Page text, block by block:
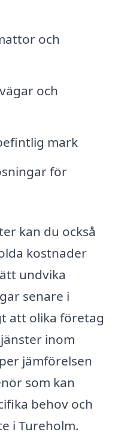
och
och
mark
för
kan du också
kostnader
undvika
senare i
att olika företag
inom
jämförelsen
som kan
behov och
i Tureholm.